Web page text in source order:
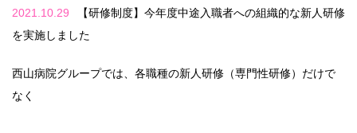
2021.10.29
【研修制度】今年度中途入職者への組織的な新人研修
を実施しました
西山病院グループでは、各職種の新人研修（専門性研修）だけで
なく